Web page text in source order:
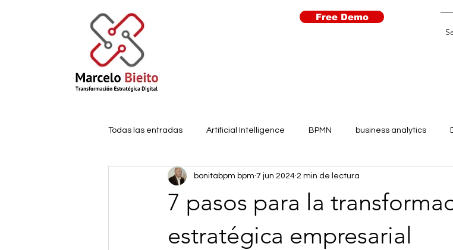
Free Demo
Todas las entradas Artificial Intelligence BPMN business analytics
Innovación IoT Machine Learning Open Data
Technology for agriculture
7 pasos para la
estratégica empresarial
bonitabpm bpm 7 jun 2024 2 min de lectura